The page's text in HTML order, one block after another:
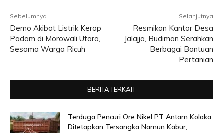
Sebelumnya
Demo Akibat Listrik Kerap
Padam di Morowali Utara,
Sesama Warga Ricuh
Selanjutnya
Resmikan Kantor Desa
Jalajja, Budiman Serahkan
Berbagai Bantuan
Pertanian
BERITA TERKAIT
Terduga Pencuri Ore Nikel PT Antam Kolaka
Ditetapkan Tersangka Namun Kabur,...